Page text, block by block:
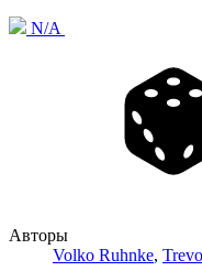
N/A
Авторы
Volko Ruhnke,